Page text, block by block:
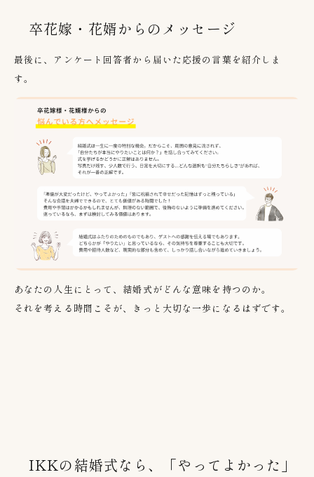
卒花嫁・花婿からのメッセージ
最後に、アンケート回答者から届いた応援の言葉を紹介しま
す。
あなたの人生にとって、結婚式がどんな意味を持つのか。
それを考える時間こそが、きっと大切な一歩になるはずです。
IKKの結婚式なら、「やってよかった」